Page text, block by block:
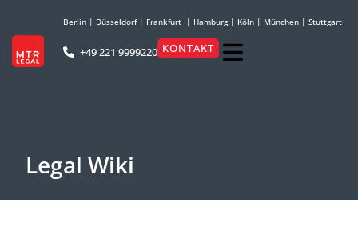
Berlin | Düsseldorf| Frankfurt | Hamburg| Köln | München | Stuttgart
+49 221 9999220 KONTAKT
Legal Wiki